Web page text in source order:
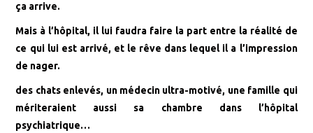
ça arrive.
Mais à l’hôpital, il lui faudra faire la part entre la réalité de
ce qui lui est arrivé, et le rêve dans lequel il a l’impression
de nager.
des chats enlevés, un médecin ultra-motivé, une famille qui
mériteraient aussi sa chambre dans l’hôpital
psychiatrique…